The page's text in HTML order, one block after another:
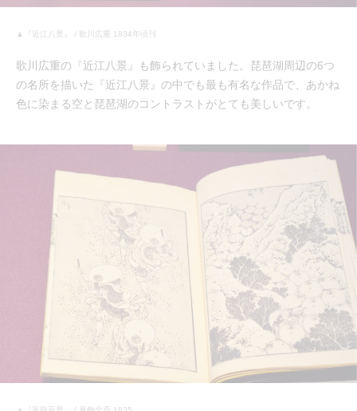
▲『近江八景』 / 歌川広重 1834年頃刊
歌川広重の『近江八景』も飾られていました。琵琶湖周辺の6つ
の名所を描いた『近江八景』の中でも最も有名な作品で、あかね
色に染まる空と琵琶湖のコントラストがとても美しいです。